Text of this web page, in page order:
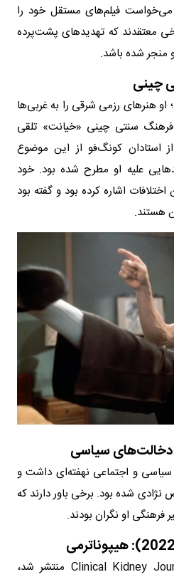
می‌خواست فیلم‌های مستقل خود را
معتقدند که تهدیدهای پشت‌پرده
شده باشد.
هنرهای رزمی شرقی را به غربی‌ها
سنتی چینی «خیانت» تلقی
استادان کونگ‌فو از این موضوع
علیه او مطرح شده بود. خود
اشاره کرده بود و گفته بود
هستند.
و اجتماعی نهفته‌ای داشت و
نژادی شده بود. برخی باور دارند که
فرهنگی او نگران بودند.
در مقاله‌ای علمی که در Clinical Kidney Journal منتشر شد،